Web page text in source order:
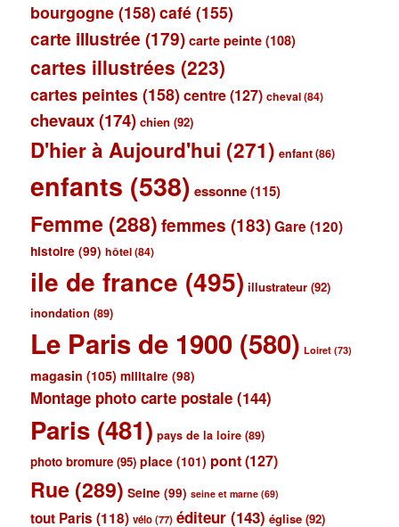
bourgogne (158) café (155)
carte illustrée (179) carte peinte (108)
cartes illustrées (223)
cartes peintes (158) centre(127) cheval(84)
chevaux(174) chien (92)
D'hier à Aujourd'hui (271) enfant(86)
enfants (538) essonne(115)
Femme (288)femmes (183)Gare (120)
histoire (99) hôtel(84)
ile de france (495) illustrateur (92)
inondation (89)
Le Paris de 1900 (580) Loiret (73)
magasin (105) militaire (98)
Montage photo carte postale (144)
Paris (481) pays de la loire (89)
photo bromure (95) place (101) pont(127)
Rue (289) Seine (99) seine et marne (69)
tout Paris (118) vélo(77) éditeur (143) église (92)